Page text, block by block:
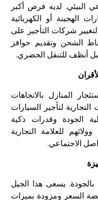
البيئي. لديه فرص أكبر
الهجينة أو الكهربائية
شركات التأجير على
الشحن وتقديم حوافز
أنظف للتنقل الحضري.
المنازل بالاتجاهات
التجارية لتأجير السيارات
الجودة وقدرات ذكية
للعلامة التجارية
الاجتماعي.
يسعى هذا الجيل
السعر ومزودة بميزات